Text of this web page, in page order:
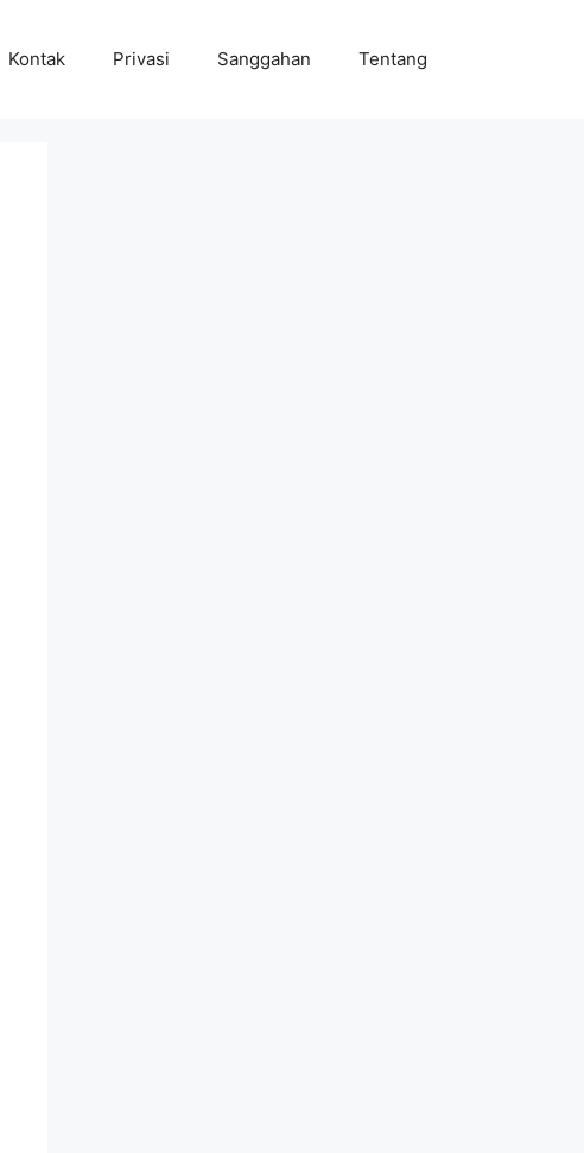
Kontak Privasi Sanggahan Tentang